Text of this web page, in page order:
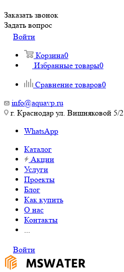
Заказать звонок
Задать вопрос
Войти
Корзина0
Избранные товары0
Сравнение товаров0
info@aquavp.ru
г. Краснодар ул. Вишняковой 5/2
WhatsApp
Каталог
Акции
Услуги
Проекты
Блог
Как купить
О нас
Контакты
...
Войти